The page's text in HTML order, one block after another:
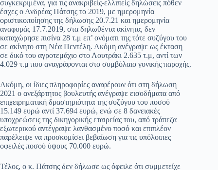
συγκεκριμένα, για τις ανακριβείς-ελλιπείς δηλώσεις πόθεν
έσχες ο Ανδρέας Πάτσης το 2019, με ημερομηνία
οριστικοποίησης της δήλωσης 20.7.21 και ημερομηνία
αναφοράς 17.7.2019, στα δηλωθέντα ακίνητα, δεν
καταχώρησε πισίνα 28 τ.μ επ’ ονόματι της τότε συζύγου του
σε ακίνητο στη Νέα Πεντέλη. Ακόμη ανέγραψε ως έκταση
σε δικό του αγροτεμάχιο στο Λουτράκι 2.635 τ.μ, αντί των
4.029 τ.μ που αναγράφονται στο συμβόλαιο γονικής παροχής.
Ακόμη, οι ίδιες πληροφορίες αναφέρουν ότι στη δήλωση
2021 ο ανεξάρτητος βουλευτής ανέγραψε εισοδήματα από
επιχειρηματική δραστηριότητα της συζύγου του ποσού
15.149 ευρώ αντί 37.694 ευρώ, ενώ σε 8 δανειακές
υποχρεώσεις της δικηγορικής εταιρείας του, από τράπεζα
εξωτερικού αντέγραψε λανθασμένο ποσό και επιπλέον
παρέλειψε να προσκομίσει βεβαίωση για τις υπόλοιπες
οφειλές ποσού ύψους 70.000 ευρώ.
Τέλος, ο κ. Πάτσης δεν δήλωσε ως όφειλε ότι συμμετείχε